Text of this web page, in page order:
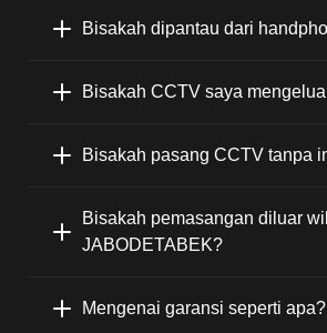
Bisakah dipantau dari
Bisakah CCTV saya
Bisakah pasang CCTV tanpa
Bisakah pemasangan diluar
JABODETABEK?
Mengenai garansi seperti apa?